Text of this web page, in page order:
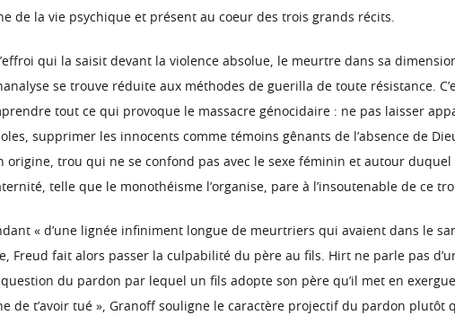
de la vie psychique et présent au coeur des trois grands récits.
qui la saisit devant la violence absolue, le meurtre dans sa
se trouve réduite aux méthodes de guerilla de toute résistance.
tout ce qui provoque le massacre génocidaire : ne pas laisser
supprimer les innocents comme témoins gênants de l’absence de
trou qui ne se confond pas avec le sexe féminin et autour
telle que le monothéisme l’organise, pare à l’insoutenable de ce
« d’une lignée infiniment longue de meurtriers qui avaient dans le
Freud fait alors passer la culpabilité du père au fils. Hirt ne parle pas
du pardon par lequel un fils adopte son père qu’il met en
de t’avoir tué », Granoff souligne le caractère projectif du pardon plutôt